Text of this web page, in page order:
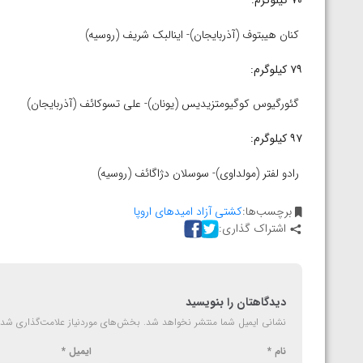
کنان هیبتوف (آذربایجان)- اینالبک شریف (روسیه)
۷۹ کیلوگرم:
گئورگیوس کوگیومتزیدیس (یونان)- علی تسوکائف (آذربایجان)
۹۷ کیلوگرم:
رادو لفتر (مولداوی)- سوسلان دژاگائف (روسیه)
برچسب‌ها:کشتی آزاد امیدهای اروپا
اشتراک گذاری:
دیدگاهتان را بنویسید
نشانی ایمیل شما منتشر نخواهد شد. بخش‌های موردنیاز علامت‌گذاری
نام * ایمیل*